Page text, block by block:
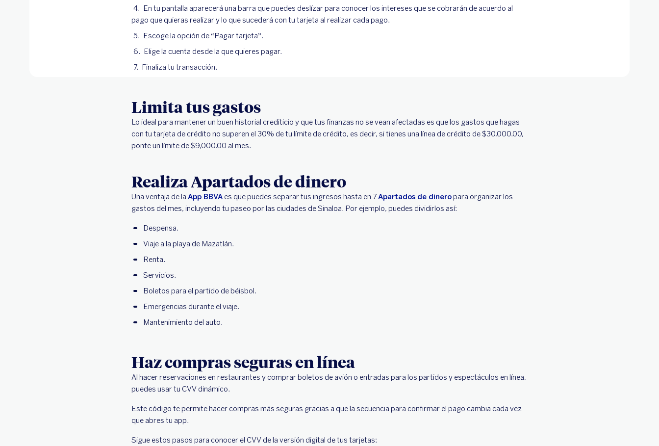
En tu pantalla aparecerá una barra que puedes deslízar para conocer los intereses que se cobrarán de acuerdo al
pago que quieras realizar y lo que sucederá con tu tarjeta al realizar cada pago.
Escoge la opción de “Pagar tarjeta”.
Elige la cuenta desde la que quieres pagar.
Finaliza tu transacción.
Limita tus gastos
Lo ideal para mantener un buen historial crediticio y que tus finanzas no se vean afectadas es que los gastos que hagas
con tu tarjeta de crédito no superen el 30% de tu límite de crédito, es decir, si tienes una línea de crédito de $30,000.00,
ponte un límite de $9,000.00 al mes.
Realiza Apartados de dinero
Una ventaja de la App BBVA es que puedes separar tus ingresos hasta en 7Apartados de dineropara organizar los
gastos del mes, incluyendo tu paseo por las ciudades de Sinaloa. Por ejemplo, puedes dividirlos así:
Despensa.
Viaje a la playa de Mazatlán.
Renta.
Servicios.
Boletos para el partido de béisbol.
Emergencias durante el viaje.
Mantenimiento del auto.
Haz compras seguras en línea
Al hacer reservaciones en restaurantes y comprar boletos de avión o entradas para los partidos y espectáculos en línea,
puedes usar tu CVV dinámico.
Este código te permite hacer compras más seguras gracias a que la secuencia para confirmar el pago cambia cada vez
que abres tu app.
Sigue estos pasos para conocer el CVV de la versión digital de tus tarjetas: